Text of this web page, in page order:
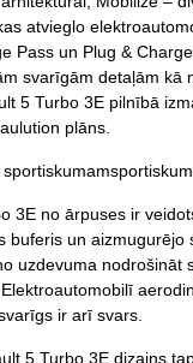
atvieglo
Pass un Plug &
svarīgām detaļām kā
5 Turbo 3E pilnībā
plāns.
3E no ārpuses ir
buferis un
uzdevuma nodrošināt
ir arī svars.
5 Turbo 3E dizains